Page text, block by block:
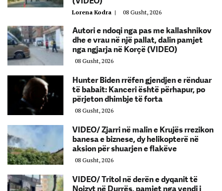
Lorena Kodra | 08 Gusht, 2026
Autori e ndoqi nga pas me kallashnikov
dhe e vrau në një pallat, dalin pamjet
nga ngjarja në Korçë (VIDEO)
08 Gusht, 2026
Hunter Biden rrëfen gjendjen e rënduar
të babait: Kanceri është përhapur, po
përjeton dhimbje të forta
08 Gusht, 2026
VIDEO/ Zjarri në malin e Krujës rrezikon
banesa e biznese, dy helikopterë në
aksion për shuarjen e flakëve
08 Gusht, 2026
VIDEO/ Tritol në derën e dyqanit të
Noizyt në Durrës, pamjet nga vendi i